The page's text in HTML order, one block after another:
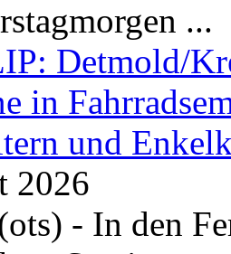
...
Detmold/
in
und
2026
- In den